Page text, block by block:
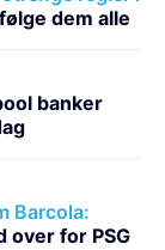
dem alle
banker
Barcola:
for PSG